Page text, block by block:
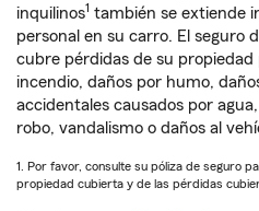
inquilinos1 también se extiende
personal en su carro. El seguro
cubre pérdidas de su propiedad
incendio, daños por humo,
accidentales causados por
robo, vandalismo o daños al
1. Por favor, consulte su póliza de seguro
propiedad cubierta y de las pérdidas